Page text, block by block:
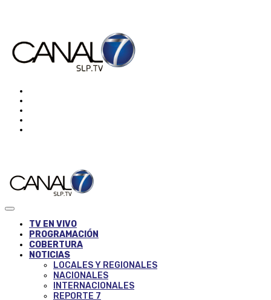
TV EN VIVO
PROGRAMACIÓN
COBERTURA
NOTICIAS
LOCALES Y REGIONALES
NACIONALES
INTERNACIONALES
REPORTE 7